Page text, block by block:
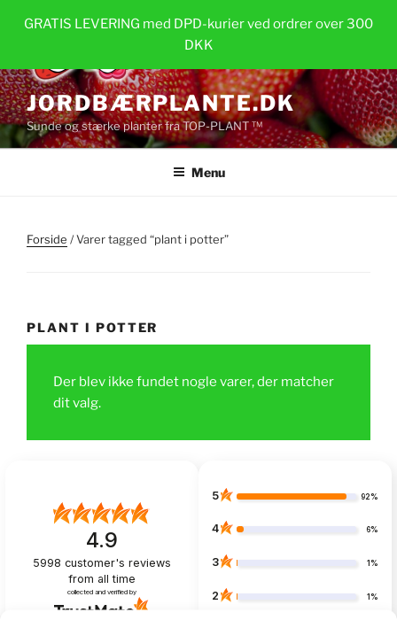
GRATIS LEVERING med DPD-kurier ved ordrer over 300
DKK
JORDBÆRPLANTE.DK
Sunde og stærke planter fra TOP-PLANT ™
Menu
Forside / Varer tagged “plant i potter”
PLANT I POTTER
Der blev ikke fundet nogle varer, der matcher
dit valg.
4.9
5998 customer's reviews
from all time
collected and verified by
5 92%
4 6%
3 1%
2 1%